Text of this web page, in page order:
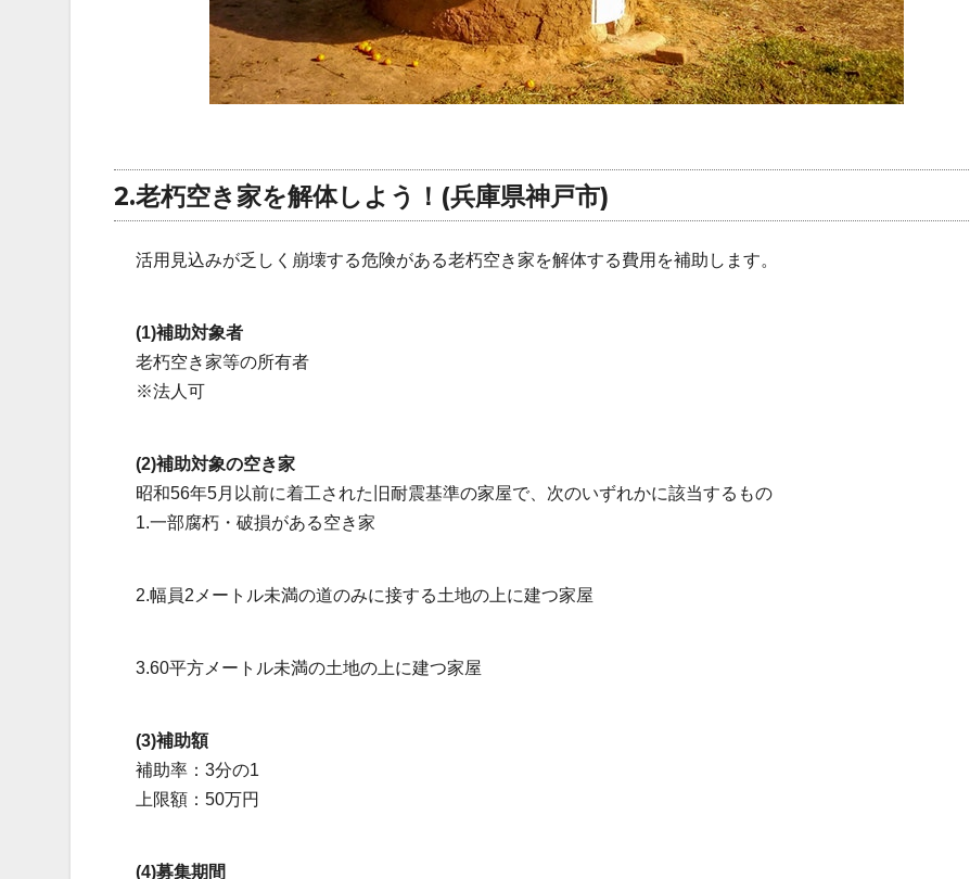
2.老朽空き家を解体しよう！(兵庫県神戸市)
活用見込みが乏しく崩壊する危険がある老朽空き家を解体する費用を補助します。
(1)補助対象者
老朽空き家等の所有者
※法人可
(2)補助対象の空き家
昭和56年5月以前に着工された旧耐震基準の家屋で、次のいずれかに該当するもの
1.一部腐朽・破損がある空き家
2.幅員2メートル未満の道のみに接する土地の上に建つ家屋
3.60平方メートル未満の土地の上に建つ家屋
(3)補助額
補助率：3分の1
上限額：50万円
(4)募集期間